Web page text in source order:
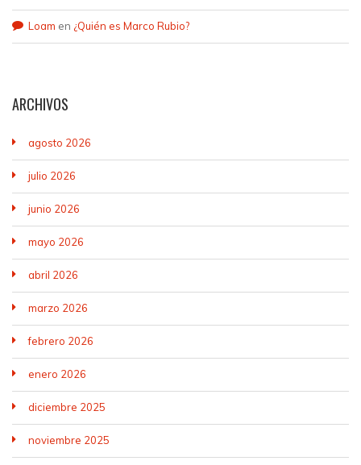
Loam en ¿Quién es Marco Rubio?
ARCHIVOS
agosto 2026
julio 2026
junio 2026
mayo 2026
abril 2026
marzo 2026
febrero 2026
enero 2026
diciembre 2025
noviembre 2025